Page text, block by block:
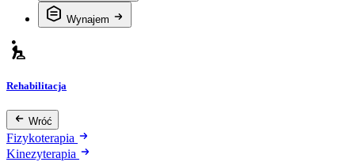
Wynajem
Rehabilitacja
Wróć
Fizykoterapia
Kinezyterapia